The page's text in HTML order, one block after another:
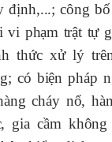
định,...; công
vi phạm trật tự
thức xử lý
có biện pháp
cháy nổ,
gia cầm